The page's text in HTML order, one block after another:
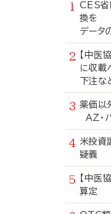
CES省
換を
データ
【中医
に収載
下注な
薬価以
AZ・
米投資
疑義
【中医
算定